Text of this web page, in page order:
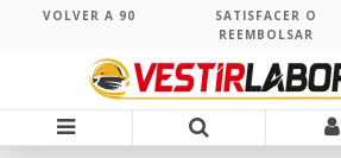
VOLVER A 90
SATISFACER O
REEMBOLSAR